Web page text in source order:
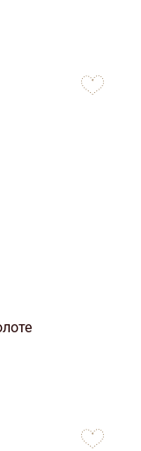
favorites
favorites